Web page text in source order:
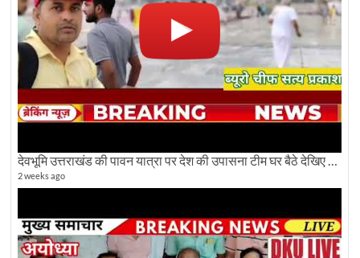
देवभूमि उत्तराखंड की पावन यात्रा पर देश की उपासना टीम घर बैठे देखिए अलौकिक दृश्य
2 weeks ago